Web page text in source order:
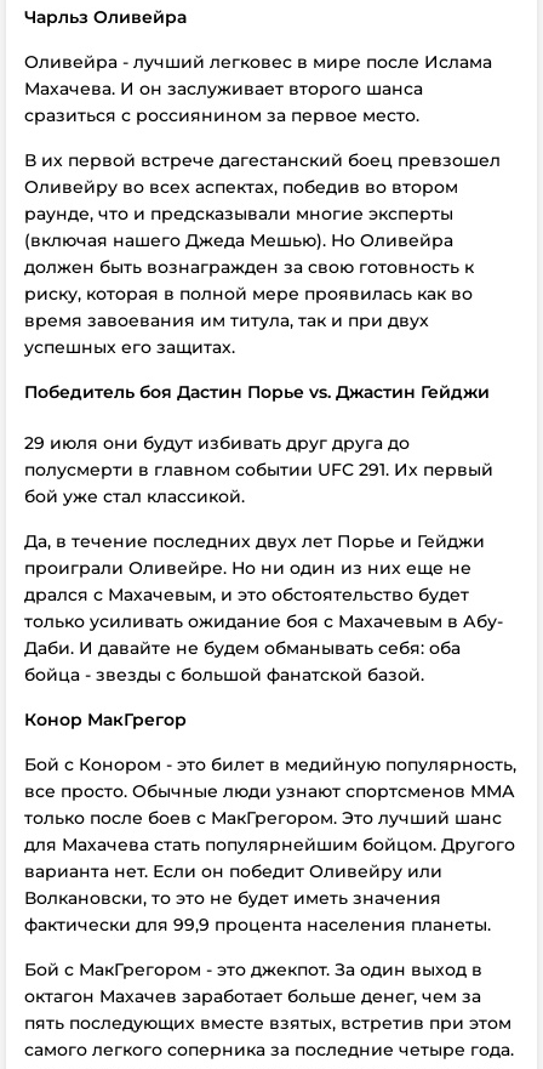
Чарльз Оливейра
Оливейра - лучший легковес в мире после Ислама
Махачева. И он заслуживает второго шанса
сразиться с россиянином за первое место.
В их первой встрече дагестанский боец превзошел
Оливейру во всех аспектах, победив во втором
раунде, что и предсказывали многие эксперты
(включая нашего Джеда Мешью). Но Оливейра
должен быть вознагражден за свою готовность к
риску, которая в полной мере проявилась как во
время завоевания им титула, так и при двух
успешных его защитах.
Победитель боя Дастин Порье vs. Джастин Гейджи
29 июля они будут избивать друг друга до
полусмерти в главном событии UFC 291. Их первый
бой уже стал классикой.
Да, в течение последних двух лет Порье и Гейджи
проиграли Оливейре. Но ни один из них еще не
дрался с Махачевым, и это обстоятельство будет
только усиливать ожидание боя с Махачевым в Абу-
Даби. И давайте не будем обманывать себя: оба
бойца - звезды с большой фанатской базой.
Конор МакГрегор
Бой с Конором - это билет в медийную популярность,
все просто. Обычные люди узнают спортсменов ММА
только после боев с МакГрегором. Это лучший шанс
для Махачева стать популярнейшим бойцом. Другого
варианта нет. Если он победит Оливейру или
Волкановски, то это не будет иметь значения
фактически для 99,9 процента населения планеты.
Бой с МакГрегором - это джекпот. За один выход в
октагон Махачев заработает больше денег, чем за
пять последующих вместе взятых, встретив при этом
самого легкого соперника за последние четыре года.